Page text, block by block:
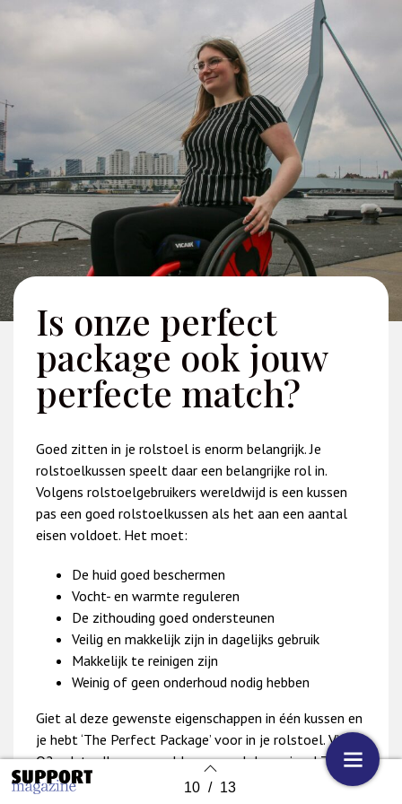
Back to index 10 / 13
Is onze perfect
package ook jouw
perfecte match?
Goed zitten in je rolstoel is enorm belangrijk. Je
rolstoelkussen speelt daar een belangrijke rol in.
Volgens rolstoelgebruikers wereldwijd is een kussen
pas een goed rolstoelkussen als het aan een aantal
eisen voldoet. Het moet:
De huid goed beschermen
Vocht- en warmte reguleren
De zithouding goed ondersteunen
Veilig en makkelijk zijn in dagelijks gebruik
Makkelijk te reinigen zijn
Weinig of geen onderhoud nodig hebben
Giet al deze gewenste eigenschappen in één kussen en
je hebt ‘The Perfect Package’ voor in je rolstoel. Vicair
O2 rolstoelkussens voldoen aan al deze eisen! Zo zijn
deze lichtgewicht kussens onder andere volledig